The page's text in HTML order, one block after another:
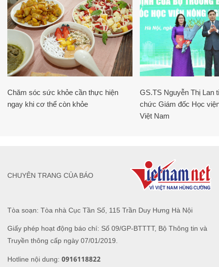
Chăm sóc sức khỏe cần thực hiện
ngay khi cơ thể còn khỏe
GS.TS Nguyễn Thị Lan
chức Giám đốc Học
Việt Nam
Tòa soạn: Tòa nhà Cục Tần Số, 115 Trần Duy Hưng Hà Nội
Giấy phép hoạt động báo chí: Số 09/GP-BTTTT, Bộ Thông tin và
Truyền thông cấp ngày 07/01/2019.
Hotline nội dung: 0916118822
CHUYÊN TRANG CỦA BÁO